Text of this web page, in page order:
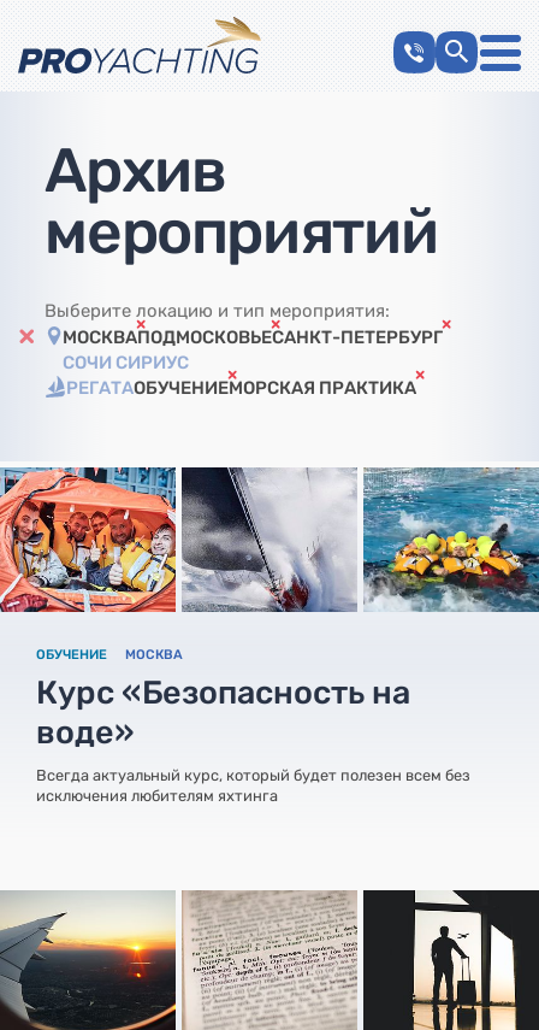
Архив
мероприятий
Выберите локацию и тип мероприятия:
МОСКВАПОДМОСКОВЬЕСАНКТ-ПЕТЕРБУРГ
СОЧИ СИРИУС
РЕГАТАОБУЧЕНИЕМОРСКАЯ ПРАКТИКА
ОБУЧЕНИЕ МОСКВА
Курс «Безопасность на
воде»
Всегда актуальный курс, который будет полезен всем без
исключения любителям яхтинга